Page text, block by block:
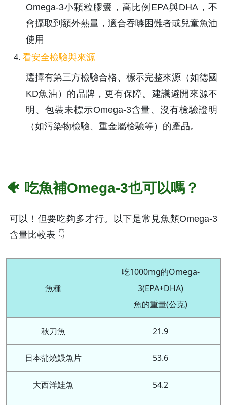
Omega-3小顆粒膠囊，高比例EPA與DHA，不
會攝取到額外熱量，適合吞嚥困難者或兒童魚油
使用
看安全檢驗與來源
選擇有第三方檢驗合格、標示完整來源（如德國
KD魚油）的品牌，更有保障。建議避開來源不
明、包裝未標示Omega-3含量、沒有檢驗證明
（如污染物檢驗、重金屬檢驗等）的產品。
🐠 吃魚補Omega-3也可以嗎？
可以！但要吃夠多才行。以下是常見魚類Omega-3
含量比較表 👇
魚種
吃1000mg的Omega-
3(EPA+DHA)
魚的重量(公克)
秋刀魚 21.9
日本蒲燒鰻魚片 53.6
大西洋鮭魚 54.2